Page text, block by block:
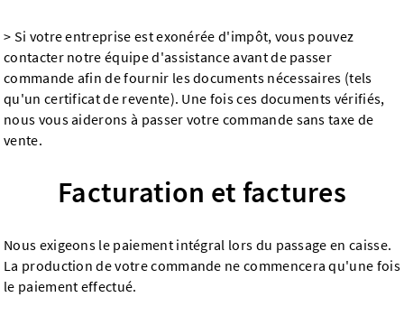
> Si votre entreprise est exonérée d'impôt, vous pouvez
contacter notre équipe d'assistance avant de passer
commande afin de fournir les documents nécessaires (tels
qu'un certificat de revente). Une fois ces documents vérifiés,
nous vous aiderons à passer votre commande sans taxe de
vente.
Facturation et factures
Nous exigeons le paiement intégral lors du passage en caisse.
La production de votre commande ne commencera qu'une fois
le paiement effectué.